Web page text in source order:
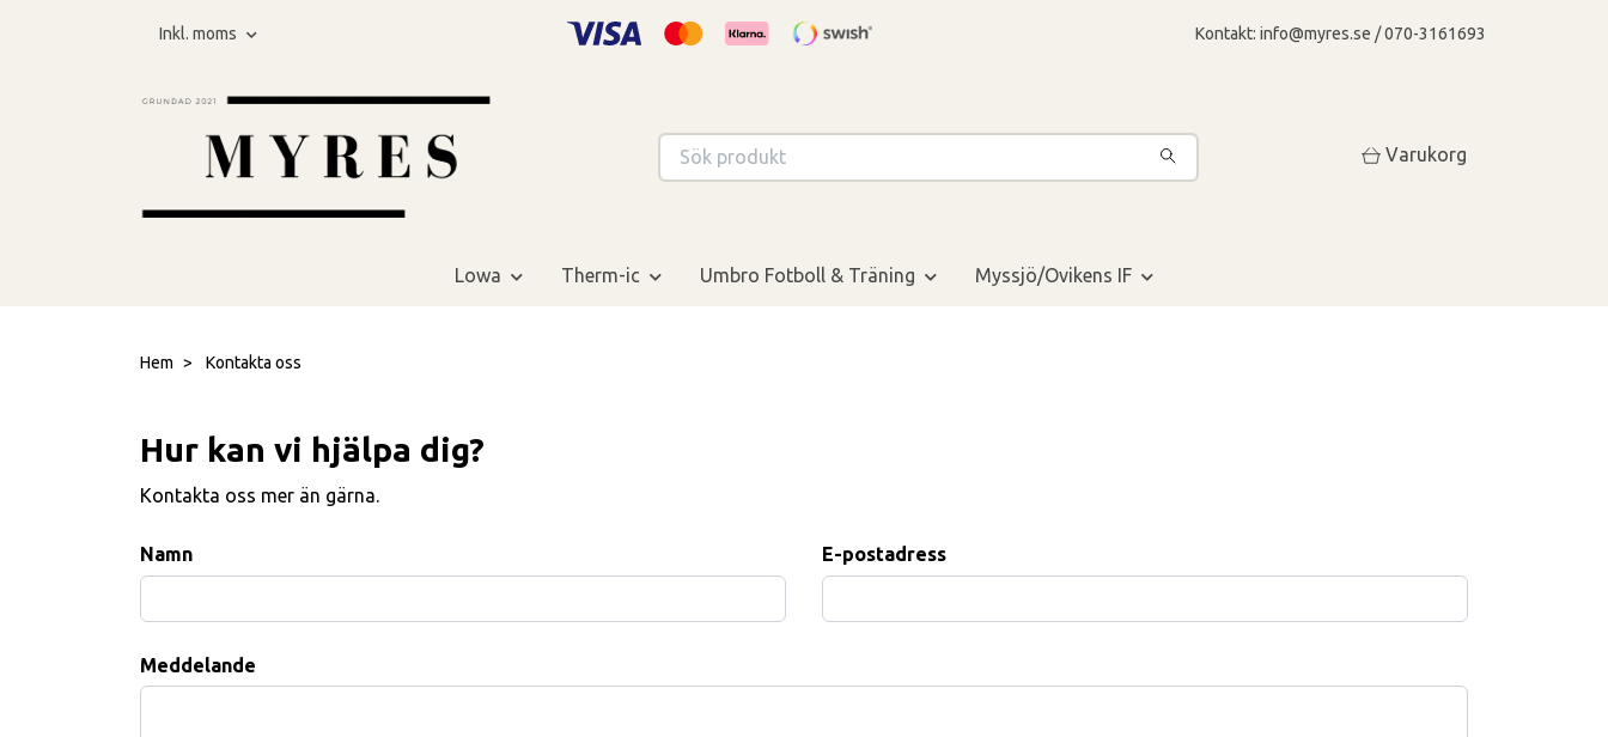
Inkl. moms Kontakt: info@myres.se / 070-3161693
Varukorg
Lowa Therm-ic Umbro Fotboll & Träning Myssjö/Ovikens IF
Hem Kontakta oss
Hur kan vi hjälpa dig?
Kontakta oss mer än gärna.
Namn E-postadress
Meddelande